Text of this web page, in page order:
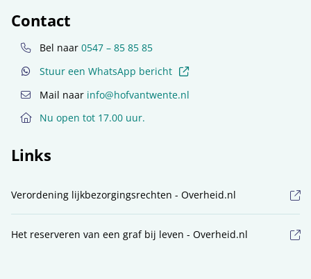
Contact
Bel naar0547 – 85 85 85
Stuur een WhatsApp bericht
Mail naar info@hofvantwente.nl
Nu open tot 17.00 uur.
Links
Verordening lijkbezorgingsrechten - Overheid.nl
Het reserveren van een graf bij leven - Overheid.nl